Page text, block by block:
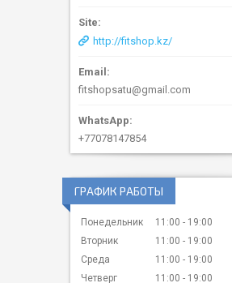
http://fitshop.kz/
fitshopsatu@gmail.com
+77078147854
ГРАФИК РАБОТЫ
Понедельник 11:00
19:00
Вторник
11:00
19:00
Среда
11:00
19:00
Четверг
11:00 19:00